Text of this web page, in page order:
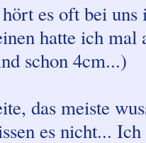
es oft bei
hatte ich mal
schon 4cm...)
das meiste
es nicht...